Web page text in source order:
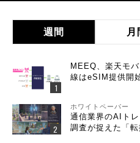
週間 月
MEEQ、楽天モ
線はeSIM提供開
ホワイトペーパー
通信業界のAIト
調査が捉えた「転